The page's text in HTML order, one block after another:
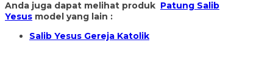
Anda juga dapat melihat produk Patung Salib
Yesus model yang lain :
Salib Yesus Gereja Katolik